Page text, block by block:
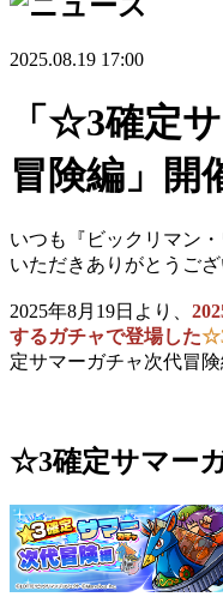
2025.08.19 17:00
「☆3確定
冒険編」開
いつも『ビックリマン
いただきありがとうござ
2025年8月19日より、
するガチャで登場した
定サマーガチャ次代冒
☆3確定サマー